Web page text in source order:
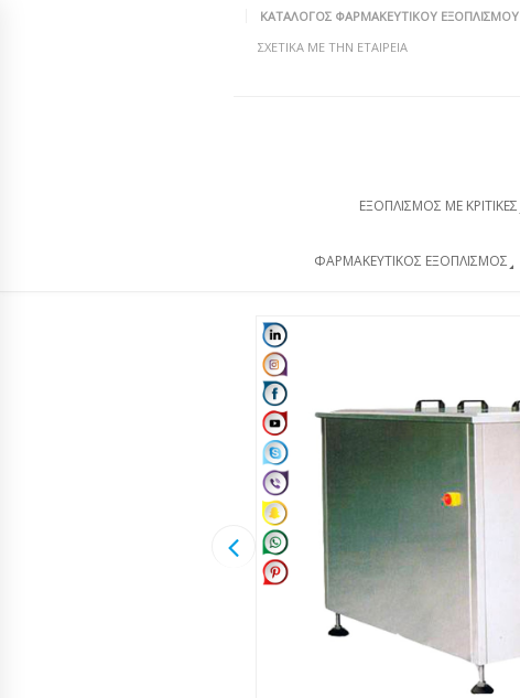
ΚΑΤΆΛΟΓΟΣ ΦΑΡΜΑΚΕΥΤΙΚΟΎ ΕΞΟΠΛΙΣΜΟΎ
ΣΧΕΤΙΚΆ ΜΕ ΤΗΝ ΕΤΑΙΡΕΊΑ
ΕΞΟΠΛΙΣΜΌΣ ΜΕ ΚΡΙΤΙΚΈΣ
ΦΑΡΜΑΚΕΥΤΙΚΌΣ ΕΞΟΠΛΙΣΜΌΣ